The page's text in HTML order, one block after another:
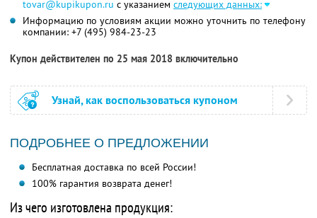
tovar@kupikupon.ru с указанием следующих данных:
Информацию по условиям акции можно уточнить по телефону
компании: +7 (495) 984-23-23
Купон действителен по 25 мая 2018 включительно
Узнай, как воспользоваться купоном
ПОДРОБНЕЕ О ПРЕДЛОЖЕНИИ
Бесплатная доставка по всей России!
100% гарантия возврата денег!
Из чего изготовлена продукция: